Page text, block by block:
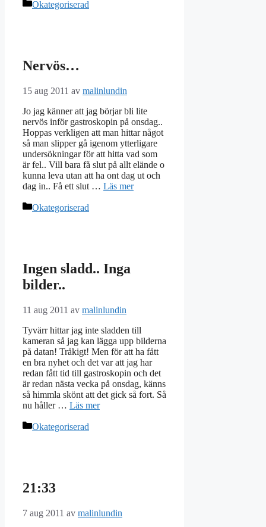
Kategorier
Okategoriserad
Nervös…
15 aug 2011 av malinlundin
Jo jag känner att jag börjar bli lite
nervös inför gastroskopin på onsdag..
Hoppas verkligen att man hittar något
så man slipper gå igenom ytterligare
undersökningar för att hitta vad som
är fel.. Vill bara få slut på allt elände o
kunna leva utan att ha ont dag ut och
dag in.. Få ett slut … Läs mer
Kategorier
Okategoriserad
Ingen sladd.. Inga
bilder..
11 aug 2011 av malinlundin
Tyvärr hittar jag inte sladden till
kameran så jag kan lägga upp bilderna
på datan! Tråkigt! Men för att ha fått
en bra nyhet och det var att jag har
redan fått tid till gastroskopin och det
är redan nästa vecka på onsdag, känns
så himmla skönt att det gick så fort. Så
nu håller … Läs mer
Kategorier
Okategoriserad
21:33
7 aug 2011 av malinlundin